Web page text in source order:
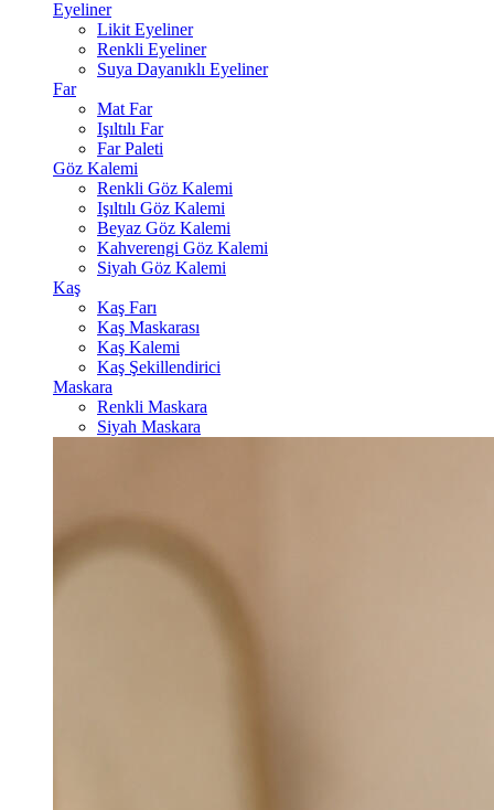
Eyeliner
Likit Eyeliner
Renkli Eyeliner
Suya Dayanıklı Eyeliner
Far
Mat Far
Işıltılı Far
Far Paleti
Göz Kalemi
Renkli Göz Kalemi
Işıltılı Göz Kalemi
Beyaz Göz Kalemi
Kahverengi Göz Kalemi
Siyah Göz Kalemi
Kaş
Kaş Farı
Kaş Maskarası
Kaş Kalemi
Kaş Şekillendirici
Maskara
Renkli Maskara
Siyah Maskara